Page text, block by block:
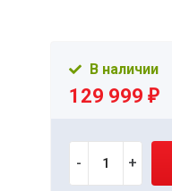
В наличии
129 999 ₽
- +